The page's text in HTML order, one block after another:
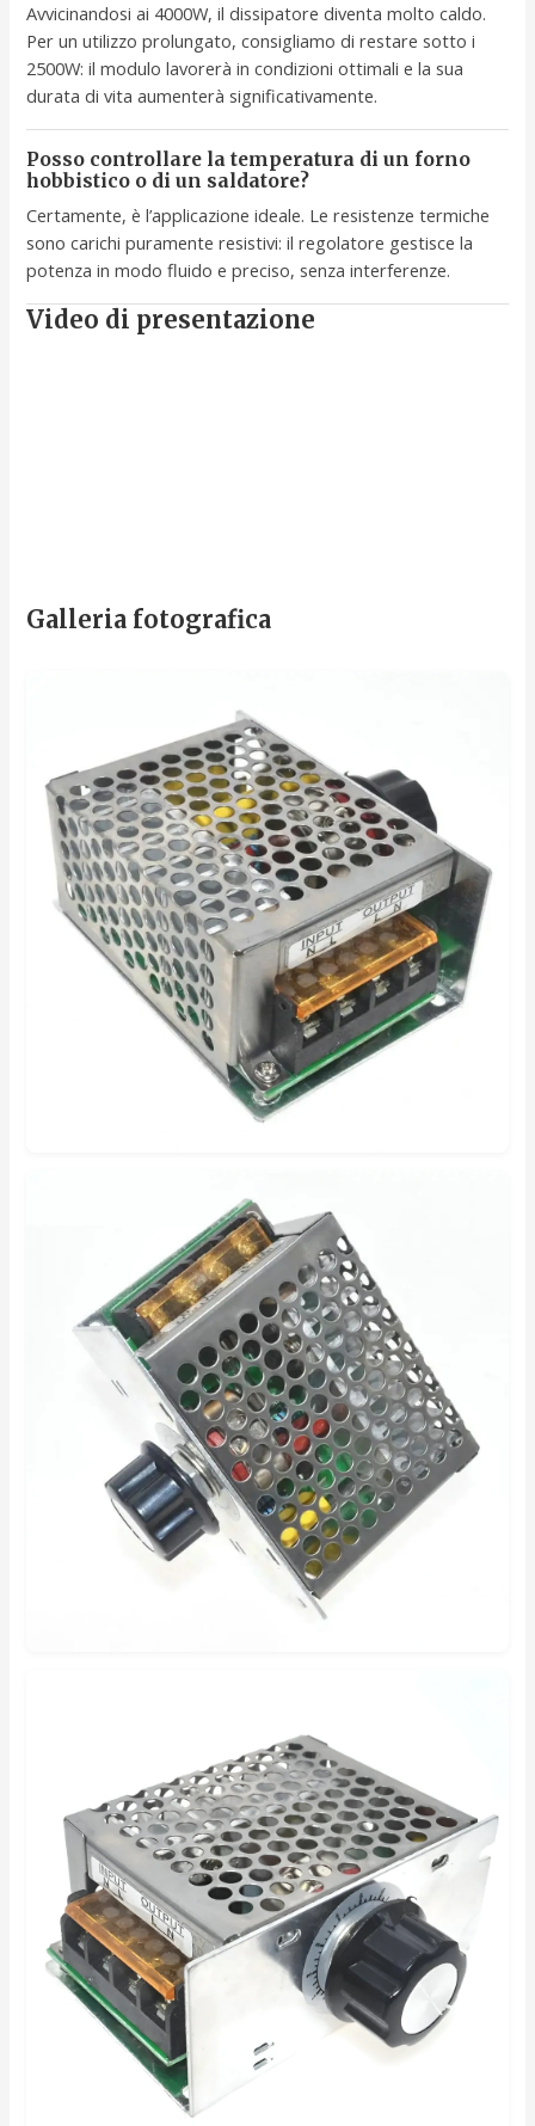
Avvicinandosi ai 4000W, il dissipatore diventa molto caldo.
Per un utilizzo prolungato, consigliamo di restare sotto i
2500W: il modulo lavorerà in condizioni ottimali e la sua
durata di vita aumenterà significativamente.
Posso controllare la temperatura di un forno
hobbistico o di un saldatore?
Certamente, è l’applicazione ideale. Le resistenze termiche
sono carichi puramente resistivi: il regolatore gestisce la
potenza in modo fluido e preciso, senza interferenze.
Video di presentazione
Galleria fotografica